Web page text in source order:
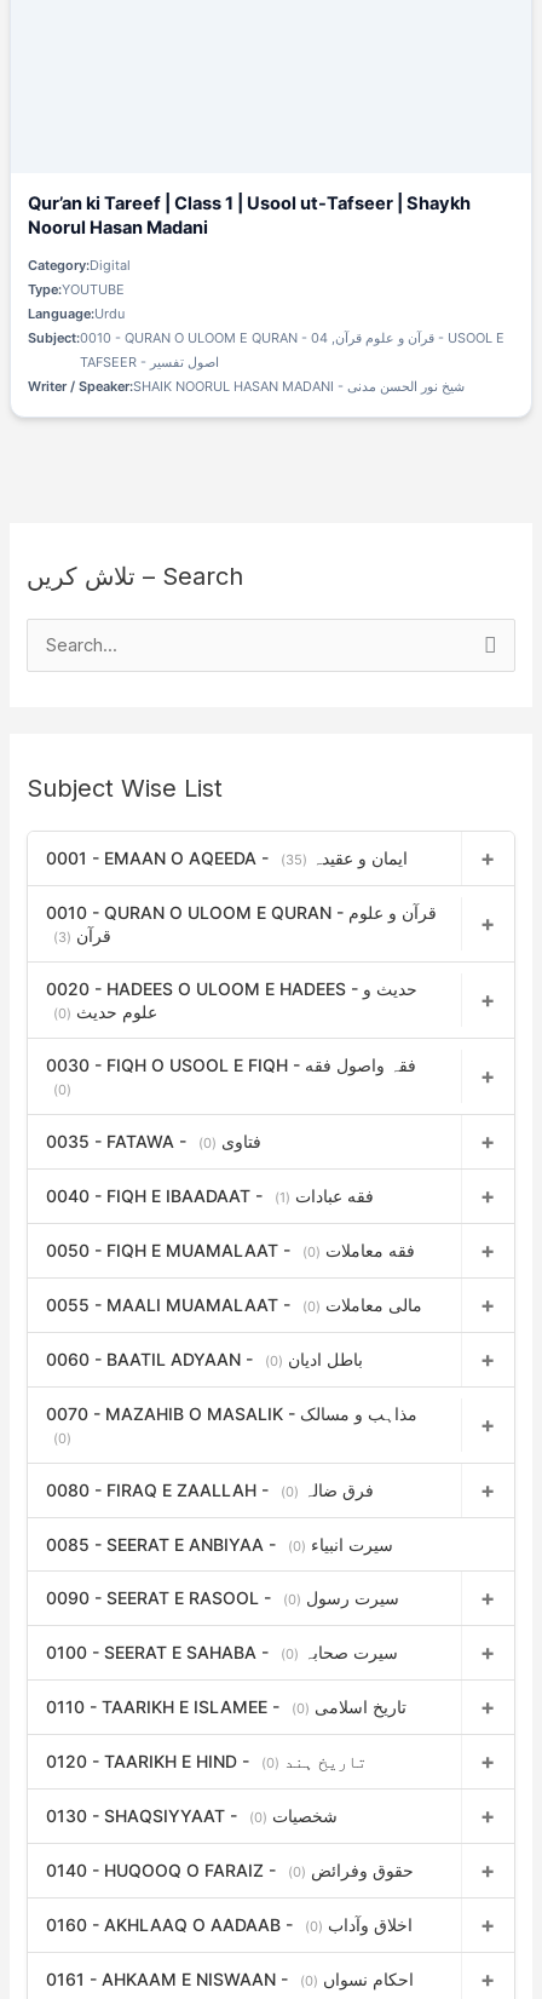
Qur’an ki Tareef | Class 1 | Usool ut-Tafseer | Shaykh
Noorul Hasan Madani
Category:Digital
Type:YOUTUBE
Language:Urdu
Subject:0010 - QURAN O ULOOM E QURAN - قرآن و علوم قرآن, 04 - USOOL E
TAFSEER - اصول تفسیر
Writer / Speaker:
SHAIK NOORUL HASAN MADANI - شیخ نور الحسن مدنی
تلاش کریں – Search
c
h
:
Subject Wise List
0001 - EMAAN O AQEEDA - ایمان و عقیدہ (35)
0010 - QURAN O ULOOM E QURAN - قرآن و علوم
قرآن (3)
0020 - HADEES O ULOOM E HADEES - حدیث و
علوم حدیث (0)
0030 - FIQH O USOOL E FIQH - فقہ واصول فقه
(0)
0035 - FATAWA - فتاوی (0)
0040 - FIQH E IBAADAAT - فقه عبادات (1)
0050 - FIQH E MUAMALAAT - فقه معاملات (0)
0055 - MAALI MUAMALAAT - مالی معاملات (0)
0060 - BAATIL ADYAAN - باطل ادیان (0)
0070 - MAZAHIB O MASALIK - مذاہب و مسالک
(0)
0080 - FIRAQ E ZAALLAH - فرق ضالہ (0)
0085 - SEERAT E ANBIYAA - سیرت انبیاء (0)
0090 - SEERAT E RASOOL - سیرت رسول (0)
0100 - SEERAT E SAHABA - سیرت صحابہ (0)
0110 - TAARIKH E ISLAMEE - تاریخ اسلامی (0)
0120 - TAARIKH E HIND - تاریخ ہند (0)
0130 - SHAQSIYYAAT - شخصیات (0)
0140 - HUQOOQ O FARAIZ - حقوق وفرائض (0)
0160 - AKHLAAQ O AADAAB - اخلاق وآداب (0)
0161 - AHKAAM E NISWAAN - احکام نسواں (0)